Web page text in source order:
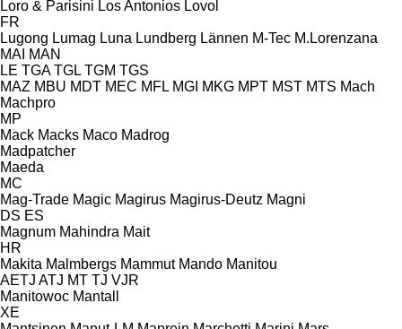
Loro & Parisini Los Antonios Lovol
FR
Lugong Lumag Luna Lundberg Lännen M-Tec M.Lorenzana
MAI MAN
LE TGA TGL TGM TGS
MAZ MBU MDT MEC MFL MGI MKG MPT MST MTS Mach
Machpro
MP
Mack Macks Maco Madrog
Madpatcher
Maeda
MC
Mag-Trade Magic Magirus Magirus-Deutz Magni
DS ES
Magnum Mahindra Mait
HR
Makita Malmbergs Mammut Mando Manitou
AETJ ATJ MT TJ VJR
Manitowoc Mantall
XE